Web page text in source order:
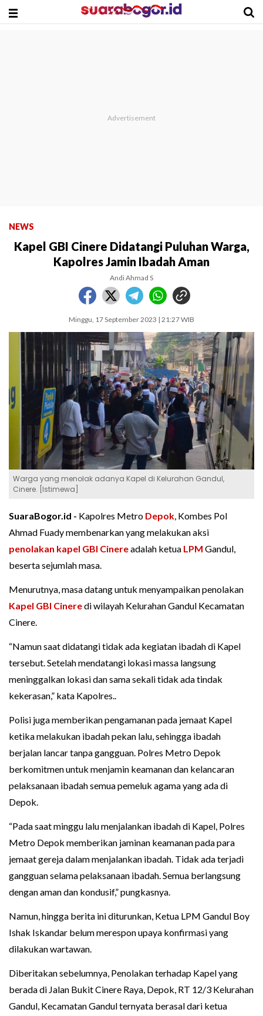
NEWS
Kapel GBI Cinere Didatangi Puluhan Warga,
Kapolres Jamin Ibadah Aman
Andi Ahmad S
Minggu, 17 September 2023 | 21:27 WIB
Warga yang menolak adanya Kapel di Kelurahan Gandul,
Cinere. [Istimewa]
SuaraBogor.id - Kapolres Metro Depok, Kombes Pol
Ahmad Fuady membenarkan yang melakukan aksi
penolakan kapel GBI Cinereadalah ketua LPM Gandul,
beserta sejumlah masa.
Menurutnya, masa datang untuk menyampaikan penolakan
Kapel GBI Cineredi wilayah Kelurahan Gandul Kecamatan
Cinere.
“Namun saat didatangi tidak ada kegiatan ibadah di Kapel
tersebut. Setelah mendatangi lokasi massa langsung
meninggalkan lokasi dan sama sekali tidak ada tindak
kekerasan,” kata Kapolres..
Polisi juga memberikan pengamanan pada jemaat Kapel
ketika melakukan ibadah pekan lalu, sehingga ibadah
berjalan lancar tanpa gangguan. Polres Metro Depok
berkomitmen untuk menjamin keamanan dan kelancaran
pelaksanaan ibadah semua pemeluk agama yang ada di
Depok.
“Pada saat minggu lalu menjalankan ibadah di Kapel, Polres
Metro Depok memberikan jaminan keamanan pada para
jemaat gereja dalam menjalankan ibadah. Tidak ada terjadi
gangguan selama pelaksanaan ibadah. Semua berlangsung
dengan aman dan kondusif,” pungkasnya.
Namun, hingga berita ini diturunkan, Ketua LPM Gandul Boy
Ishak Iskandar belum merespon upaya konfirmasi yang
dilakukan wartawan.
Diberitakan sebelumnya, Penolakan terhadap Kapel yang
berada di Jalan Bukit Cinere Raya, Depok, RT 12/3 Kelurahan
Gandul, Kecamatan Gandul ternyata berasal dari ketua